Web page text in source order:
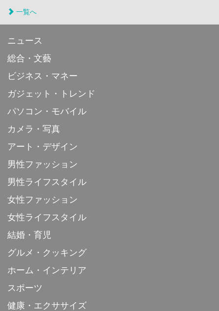
一覧へ
ニュース
総合・文藝
ビジネス・マネー
ガジェット・トレンド
パソコン・モバイル
カメラ・写真
アート・デザイン
男性ファッション
男性ライフスタイル
女性ファッション
女性ライフスタイル
結婚・育児
グルメ・クッキング
ホーム・インテリア
スポーツ
健康・エクササイズ